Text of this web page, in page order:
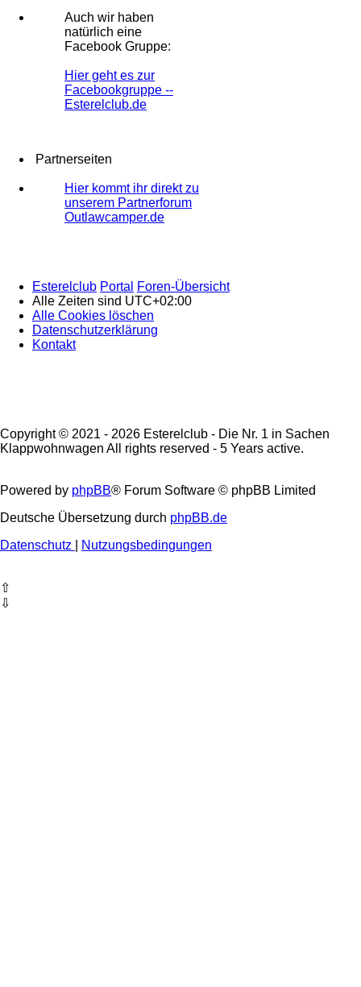
Auch wir haben
natürlich eine
Facebook Gruppe:
Hier geht es zur
Facebookgruppe --
Esterelclub.de
Partnerseiten
Hier kommt ihr direkt zu
unserem Partnerforum
Outlawcamper.de
Esterelclub Portal
Foren-Übersicht
Alle Zeiten sind UTC+02:00
Alle Cookies löschen
Datenschutzerklärung
Kontakt
Copyright © 2021 - 2026 Esterelclub - Die Nr. 1 in Sachen
Klappwohnwagen All rights reserved - 5 Years active.
Powered by phpBB® Forum Software © phpBB Limited
Deutsche Übersetzung durch phpBB.de
Datenschutz
Nutzungsbedingungen
⇧
⇩